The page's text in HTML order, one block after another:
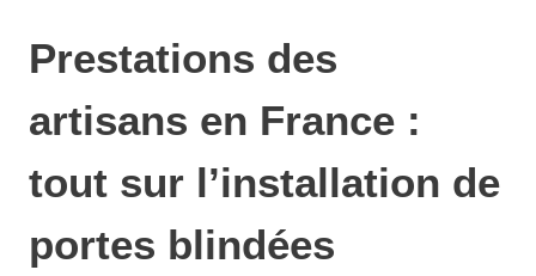
Prestations des
artisans en France :
tout sur l’installation de
portes blindées